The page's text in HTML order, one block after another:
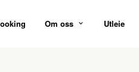
Om oss Utleie